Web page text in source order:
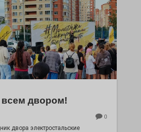
всем двором!
0
двора электростальские